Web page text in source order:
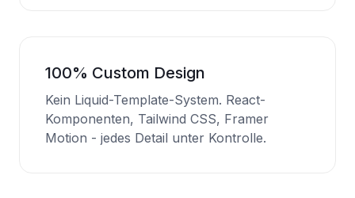
100% Custom Design
Kein Liquid-Template-System. React-
Komponenten, Tailwind CSS, Framer
Motion - jedes Detail unter Kontrolle.